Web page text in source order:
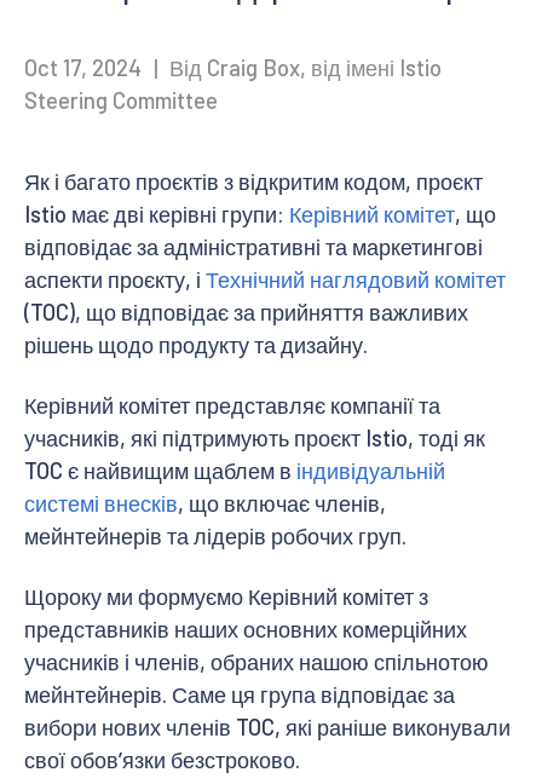
Oct 17, 2024 | Від Craig Box, від імені Istio
Steering Committee
Як і багато проєктів з відкритим кодом, проєкт
Istio має дві керівні групи: Керівний комітет, що
відповідає за адміністративні та маркетингові
аспекти проєкту, і Технічний наглядовий комітет
(TOC), що відповідає за прийняття важливих
рішень щодо продукту та дизайну.
Керівний комітет представляє компанії та
учасників, які підтримують проєкт Istio, тоді як
TOC є найвищим щаблем в індивідуальній
системі внесків, що включає членів,
мейнтейнерів та лідерів робочих груп.
Щороку ми формуємо Керівний комітет з
представників наших основних комерційних
учасників і членів, обраних нашою спільнотою
мейнтейнерів. Саме ця група відповідає за
вибори нових членів TOC, які раніше виконували
свої обовʼязки безстроково.